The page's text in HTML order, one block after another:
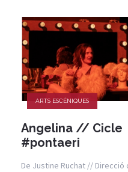
ARTS ESCÈNIQUES
Angelina // Cicle
#pontaeri
De Justine Ruchat // Direcció